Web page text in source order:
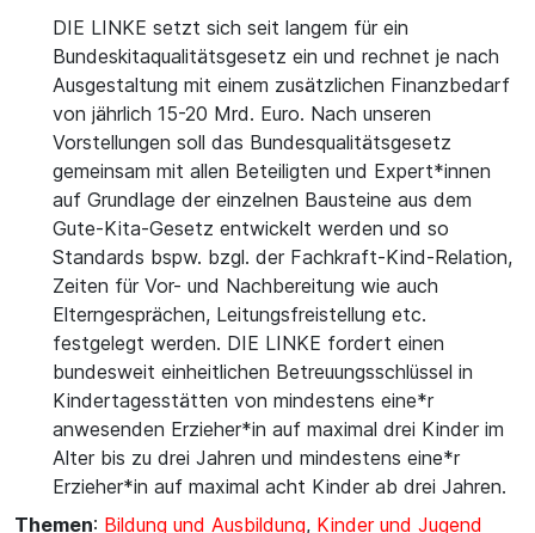
DIE LINKE setzt sich seit langem für ein
Bundeskitaqualitätsgesetz ein und rechnet je nach
Ausgestaltung mit einem zusätzlichen Finanzbedarf
von jährlich 15-20 Mrd. Euro. Nach unseren
Vorstellungen soll das Bundesqualitätsgesetz
gemeinsam mit allen Beteiligten und Expert*innen
auf Grundlage der einzelnen Bausteine aus dem
Gute-Kita-Gesetz entwickelt werden und so
Standards bspw. bzgl. der Fachkraft-Kind-Relation,
Zeiten für Vor- und Nachbereitung wie auch
Elterngesprächen, Leitungsfreistellung etc.
festgelegt werden. DIE LINKE fordert einen
bundesweit einheitlichen Betreuungsschlüssel in
Kindertagesstätten von mindestens eine*r
anwesenden Erzieher*in auf maximal drei Kinder im
Alter bis zu drei Jahren und mindestens eine*r
Erzieher*in auf maximal acht Kinder ab drei Jahren.
Themen: Bildung und Ausbildung, Kinder und Jugend